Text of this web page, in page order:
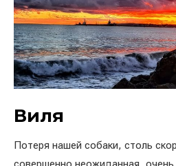
Виля
Потеря нашей собаки, столь